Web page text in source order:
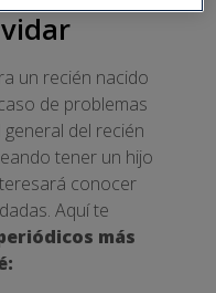
un recién nacido
de problemas
del recién
tener un hijo
conocer
Aquí te
más